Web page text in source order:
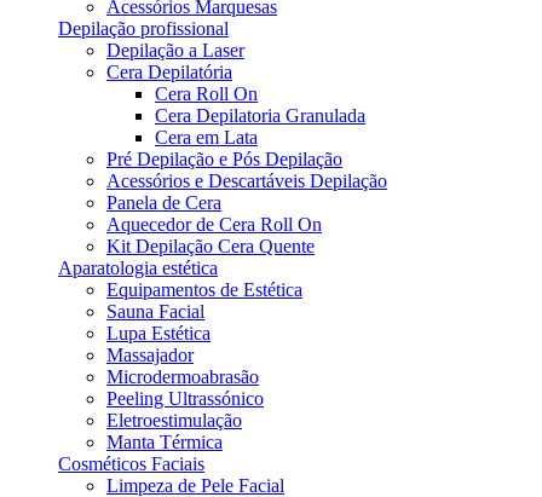
Acessórios Marquesas
Depilação profissional
Depilação a Laser
Cera Depilatória
Cera Roll On
Cera Depilatoria Granulada
Cera em Lata
Pré Depilação e Pós Depilação
Acessórios e Descartáveis Depilação
Panela de Cera
Aquecedor de Cera Roll On
Kit Depilação Cera Quente
Aparatologia estética
Equipamentos de Estética
Sauna Facial
Lupa Estética
Massajador
Microdermoabrasão
Peeling Ultrassónico
Eletroestimulação
Manta Térmica
Cosméticos Faciais
Limpeza de Pele Facial